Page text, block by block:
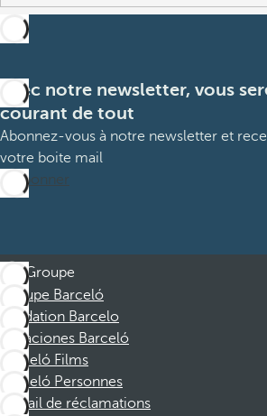
Avec notre newsletter, vous
courant de tout
Abonnez-vous à notre newsletter et
votre boite mail
M’abonner
Groupe
Groupe Barceló
Fondation Barcelo
Vacaciones Barceló
Barceló Films
Barceló Personnes
Portail de réclamations